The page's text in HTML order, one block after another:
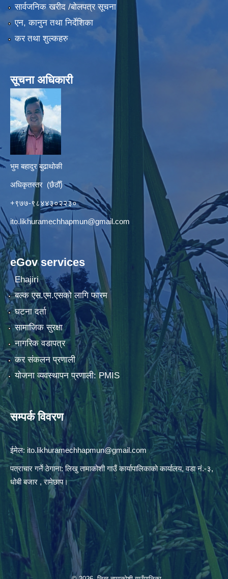
सार्वजनिक खरीद /बोलपत्र सूचना
एन, कानुन तथा निर्देशिका
कर तथा शुल्कहरु
सूचना अधिकारी
भुम बहादुर बुढाथोकी
अधिकृतस्तर (छैठौँ)
+९७७-९८४४३०२२३०
ito.likhuramechhapmun@gmail.com
eGov services
Ehajiri
बल्क एस.एम.एसको लागि फारम
घटना दर्ता
सामाजिक सुरक्षा
नागरिक वडापत्र
कर संकलन प्रणाली
योजना व्यवस्थापन प्रणाली: PMIS
सम्पर्क विवरण
ईमेल: ito.likhuramechhapmun@gmail.com
पत्राचार गर्ने ठेगाना: लिखु तामाकोशी गाउँ कार्यापालिकाको कार्यालय, वडा नं.-३,
धोबी बजार , रामेछाप।